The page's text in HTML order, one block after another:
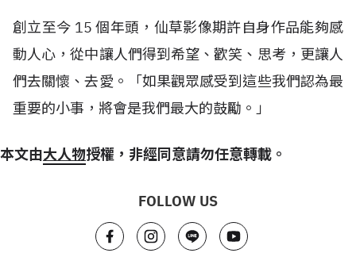
創立至今 15 個年頭，仙草影像期許自身作品能夠感
動人心，從中讓人們得到希望、歡笑、思考，更讓人
們去關懷、去愛。「如果觀眾感受到這些我們認為最
重要的小事，將會是我們最大的鼓勵。」
本文由大人物授權，非經同意請勿任意轉載。
FOLLOW US